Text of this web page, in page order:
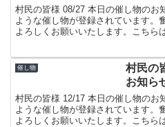
村民の皆様 08/27 本日の催し物のお
ような催し物が登録されています。
よろしくお願いいたします。こちら
催し物
村民の
お知ら
村民の皆様 12/17 本日の催し物のお
ような催し物が登録されています。
よろしくお願いいたします。こちら